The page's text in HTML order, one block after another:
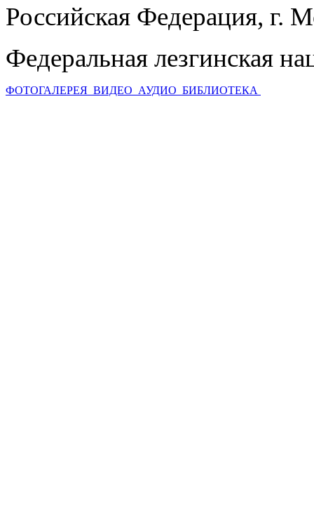
Российская Федерация, г.
Федеральная лезгинская
ФОТОГАЛЕРЕЯ ВИДЕО АУДИО БИБЛИОТЕКА